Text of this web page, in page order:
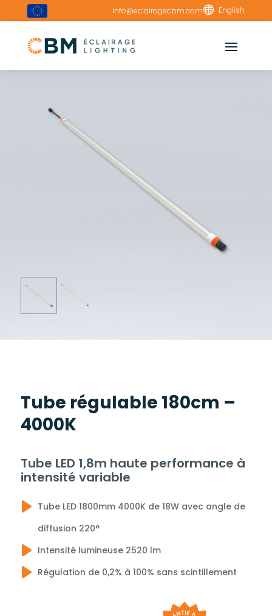
info@eclairagecbm.com English
Tube régulable 180cm –
4000K
Tube LED 1,8m haute performance à
intensité variable
Tube LED 1800mm 4000K de 18W avec angle de
diffusion 220°
Intensité lumineuse 2520 lm
Régulation de 0,2% à 100% sans scintillement